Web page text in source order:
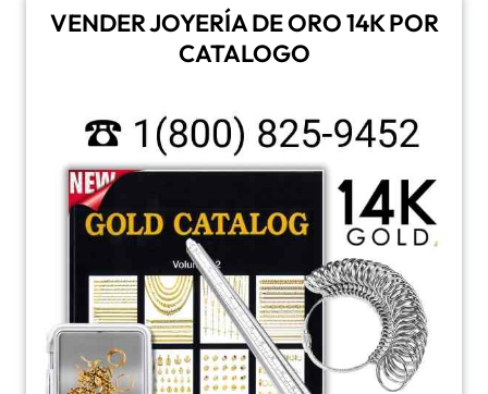
VENDER JOYERÍA DE ORO 14K POR
CATALOGO